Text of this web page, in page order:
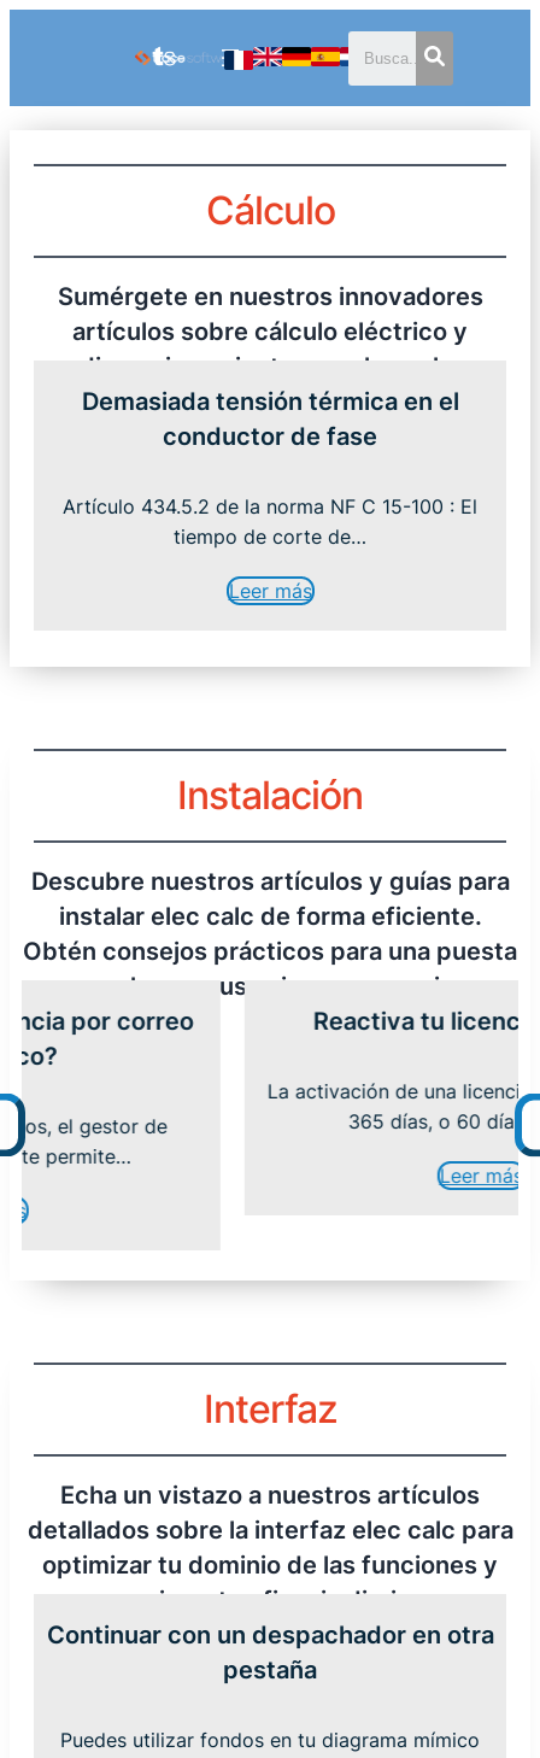
Cálculo
Sumérgete en nuestros innovadores
artículos sobre cálculo eléctrico y
dimensionamiento con elec calc.
Demasiada tensión térmica en el
conductor de fase
Artículo 434.5.2 de la norma NF C 15-100 : El
tiempo de corte de…
Leer más
Instalación
Descubre nuestros artículos y guías para
instalar elec calc de forma eficiente.
Obtén consejos prácticos para una puesta
en marcha y un uso sin preocupaciones.
de
Reactiva tu licencia elec calc
La activación de una licencia es válida
365 días, o 60 días cuando…
Interfaz
Echa un vistazo a nuestros artículos
detallados sobre la interfaz elec calc para
optimizar tu dominio de las funciones y
mejorar tu eficacia diaria.
Continuar con un despachador en otra
pestaña
Puedes utilizar fondos en tu diagrama mímico